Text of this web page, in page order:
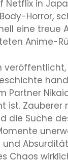
in
Horror,
eine treue
Anime-
Partner
ist. Zauberer
die Suche
Chaos